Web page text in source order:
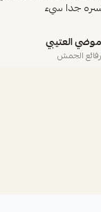
جدا سيء
موضي العتيبي
رفائع الجمش